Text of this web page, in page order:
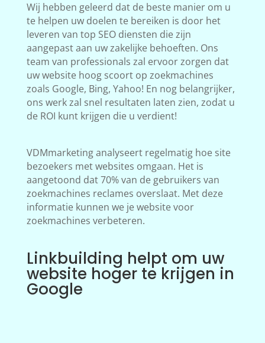
Wij hebben geleerd dat de beste manier om u
te helpen uw doelen te bereiken is door het
leveren van top SEO diensten die zijn
aangepast aan uw zakelijke behoeften. Ons
team van professionals zal ervoor zorgen dat
uw website hoog scoort op zoekmachines
zoals Google, Bing, Yahoo! En nog belangrijker,
ons werk zal snel resultaten laten zien, zodat u
de ROI kunt krijgen die u verdient!
VDMmarketing analyseert regelmatig hoe site
bezoekers met websites omgaan. Het is
aangetoond dat 70% van de gebruikers van
zoekmachines reclames overslaat. Met deze
informatie kunnen we je website voor
zoekmachines verbeteren.
Linkbuilding helpt om uw
website hoger te krijgen in
Google